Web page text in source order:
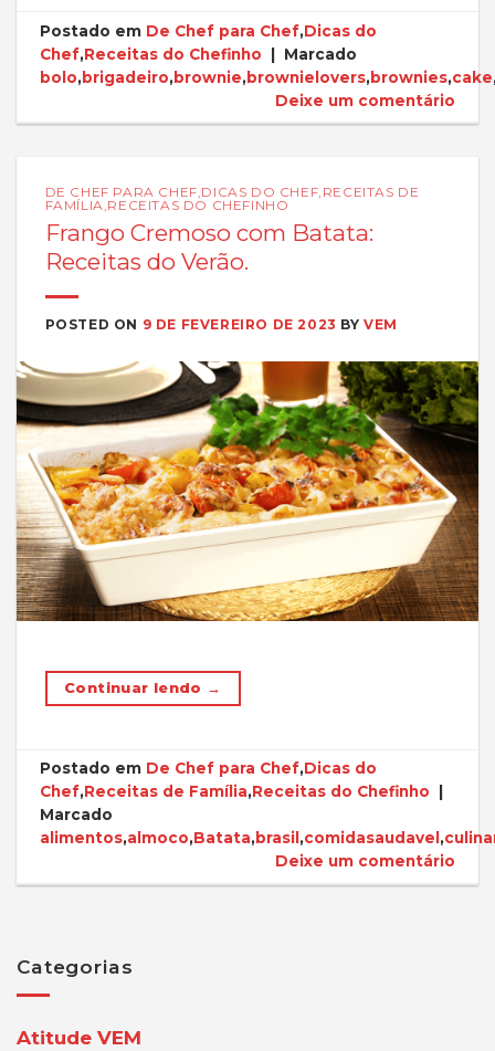
Postado em De Chef para Chef,Dicas do
Chef,Receitas do Chefinho
Marcado
bolo,brigadeiro,brownie,brownielovers,brownies,cake
Deixe um comentário
DE CHEF PARA CHEF,DICAS DO CHEF, RECEITAS DE
FAMÍLIA,RECEITAS DO CHEFINHO
Frango Cremoso com Batata:
Receitas do Verão.
POSTED ON 9 DE FEVEREIRO DE 2023 BYVEM
Continuar lendo →
Postado em De Chef para Chef,Dicas do
Chef,Receitas de Família,Receitas do Chefinho
Marcado
alimentos,almoco,Batata,brasil ,comidasaudavel ,
Deixe um comentário
Categorias
Atitude VEM